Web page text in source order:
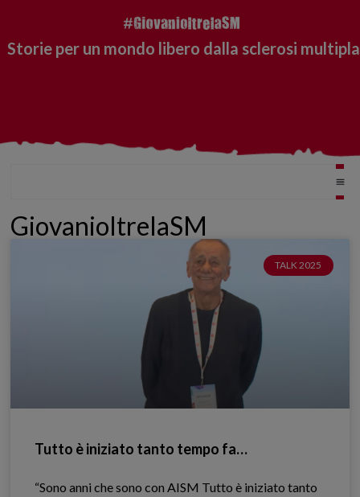
Storie per un mondo libero dalla sclerosi multipla
GiovanioltrelaSM
TALK 2025
Tutto è iniziato tanto tempo fa…
“Sono anni che sono con AISM Tutto è iniziato tanto